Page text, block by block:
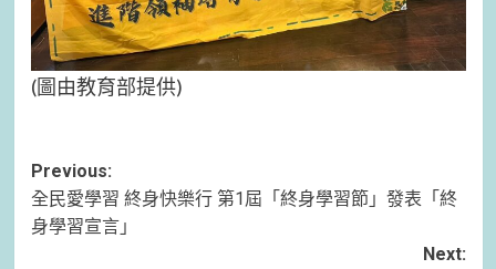
(圖由教育部提供)
Post
navigation
Previous:
全民愛學習 終身快樂行 第1屆「終身學習節」發表「終
身學習宣言」
Next: